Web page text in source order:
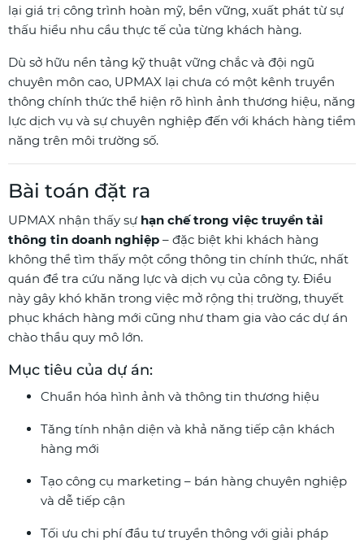
lại giá trị công trình hoàn mỹ, bền vững, xuất phát từ sự
thấu hiểu nhu cầu thực tế của từng khách hàng.
Dù sở hữu nền tảng kỹ thuật vững chắc và đội ngũ
chuyên môn cao, UPMAX lại chưa có một kênh truyền
thông chính thức thể hiện rõ hình ảnh thương hiệu, năng
lực dịch vụ và sự chuyên nghiệp đến với khách hàng tiềm
năng trên môi trường số.
Bài toán đặt ra
UPMAX nhận thấy sự hạn chế trong việc truyền tải
thông tin doanh nghiệp – đặc biệt khi khách hàng
không thể tìm thấy một cổng thông tin chính thức, nhất
quán để tra cứu năng lực và dịch vụ của công ty. Điều
này gây khó khăn trong việc mở rộng thị trường, thuyết
phục khách hàng mới cũng như tham gia vào các dự án
chào thầu quy mô lớn.
Mục tiêu của dự án:
Chuẩn hóa hình ảnh và thông tin thương hiệu
Tăng tính nhận diện và khả năng tiếp cận khách
hàng mới
Tạo công cụ marketing – bán hàng chuyên nghiệp
và dễ tiếp cận
Tối ưu chi phí đầu tư truyền thông với giải pháp